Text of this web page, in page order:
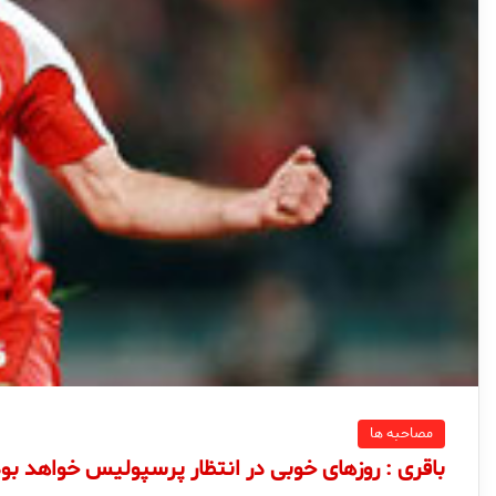
مصاحبه ها
باقری : روزهای خوبی در انتظار پرسپولیس خواهد